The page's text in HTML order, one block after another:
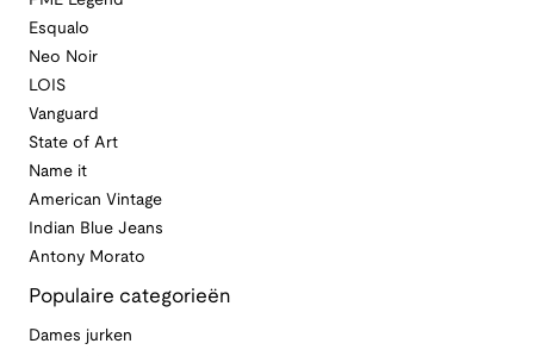
Esqualo
Neo Noir
LOIS
Vanguard
State of Art
Name it
American Vintage
Indian Blue Jeans
Antony Morato
Populaire categorieën
Dames jurken